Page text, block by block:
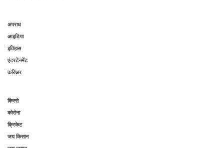
अपराध
आइडिया
इतिहास
एंटरटेनमेंट
करिअर
किस्से
कोरोना
क्रिकेट
जय किसान